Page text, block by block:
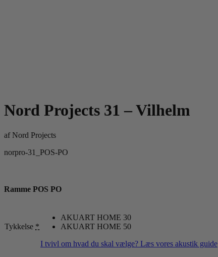
Nord Projects 31 – Vilhelm
afNord Projects
norpro-31_POS-PO
Ramme POS PO
Tykkelse *
AKUART HOME 30
AKUART HOME 50
I tvivl om hvad du skal vælge? Læs vores akustik guide